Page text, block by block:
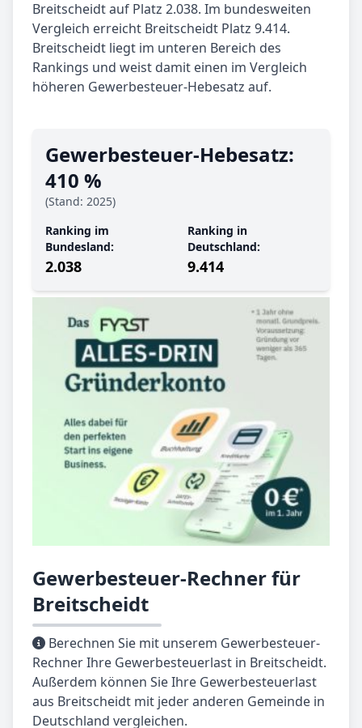
Breitscheidt auf Platz 2.038. Im bundesweiten
Vergleich erreicht Breitscheidt Platz 9.414.
Breitscheidt liegt im unteren Bereich des
Rankings und weist damit einen im Vergleich
höheren Gewerbesteuer-Hebesatz auf.
Gewerbe­steuer-Hebe­satz:
410 %
(Stand: 2025)
Ranking im
Bundesland:
2.038
Ranking in
Deutschland:
9.414
Gewerbesteuer-Rechner für
Breitscheidt
Berechnen Sie mit unserem Gewerbesteuer-
Rechner Ihre Gewerbesteuerlast in Breitscheidt.
Außerdem können Sie Ihre Gewerbesteuerlast
aus Breitscheidt mit jeder anderen Gemeinde in
Deutschland vergleichen.